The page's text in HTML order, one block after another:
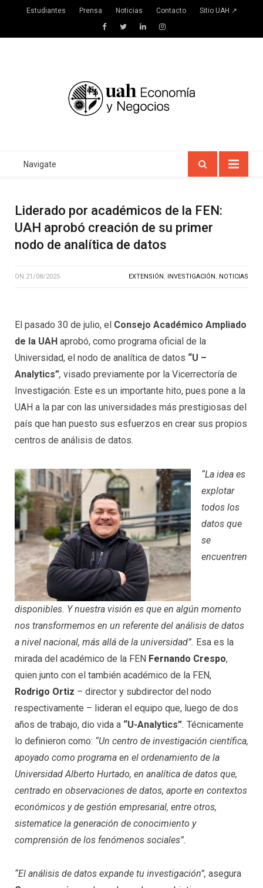
Estudiantes Prensa Noticias Contacto Sitio UAH ↗
FacebookTwitterLinkedInInstagram
Navigate
Liderado por académicos de la FEN:
UAH aprobó creación de su primer
nodo de analítica de datos
ON 21/08/2025 EXTENSIÓN, INVESTIGACIÓN, NOTICIAS
El pasado 30 de julio, el Consejo Académico Ampliado
de la UAH aprobó, como programa oficial de la
Universidad, el nodo de analítica de datos “U –
Analytics”, visado previamente por la Vicerrectoría de
Investigación. Este es un importante hito, pues pone a la
UAH a la par con las universidades más prestigiosas del
país que han puesto sus esfuerzos en crear sus propios
centros de análisis de datos.
“La idea es
explotar
todos los
datos que
se
encuentren
disponibles. Y nuestra visión es que en algún momento
nos transformemos en un referente del análisis de datos
a nivel nacional, más allá de la universidad”. Esa es la
mirada del académico de la FEN Fernando Crespo,
quien junto con el también académico de la FEN,
Rodrigo Ortiz – director y subdirector del nodo
respectivamente – lideran el equipo que, luego de dos
años de trabajo, dio vida a “U-Analytics”. Técnicamente
lo definieron como: “Un centro de investigación científica,
apoyado como programa en el ordenamiento de la
Universidad Alberto Hurtado, en analítica de datos que,
centrado en observaciones de datos, aporte en contextos
económicos y de gestión empresarial, entre otros,
sistematice la generación de conocimiento y
comprensión de los fenómenos sociales”.
“El análisis de datos expande tu investigación”, asegura